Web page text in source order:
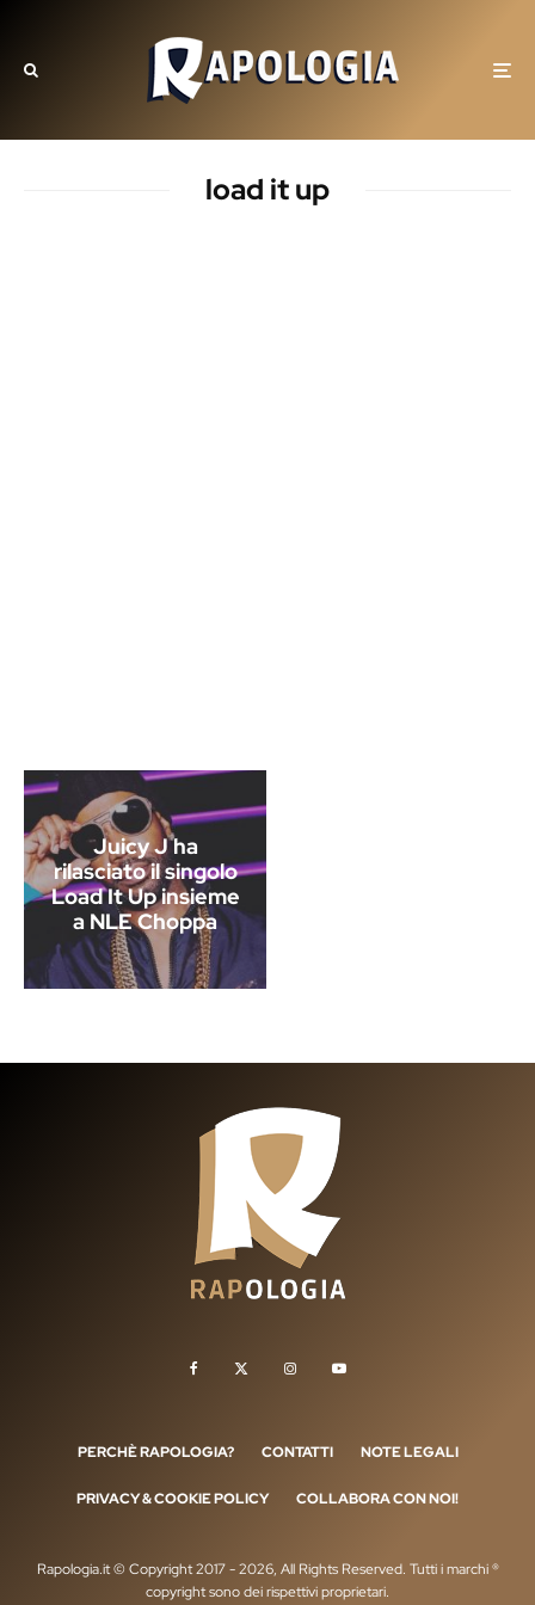
load it up
Juicy J ha
rilasciato il singolo
Load It Up insieme
a NLE Choppa
PERCHÈ RAPOLOGIA? CONTATTI NOTE LEGALI
PRIVACY & COOKIE POLICY COLLABORA CON NOI!
Rapologia.it © Copyright 2017 - 2026, All Rights Reserved. Tutti i marchi ®
copyright sono dei rispettivi proprietari.